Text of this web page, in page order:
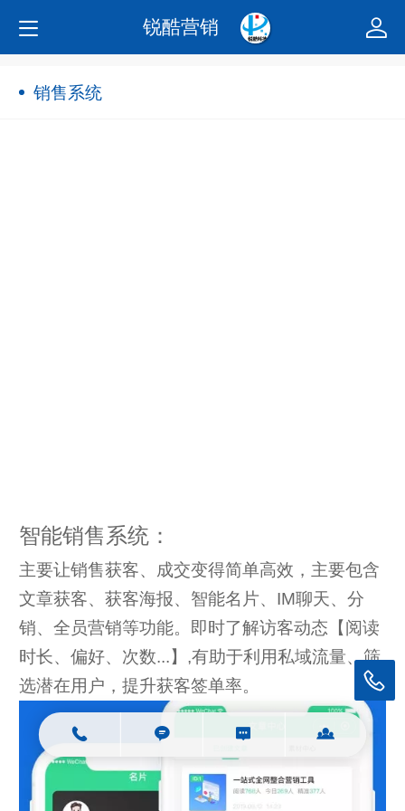
锐酷营销
销售系统
智能销售系统：
主要让销售获客、成交变得简单高效，主要包含
文章获客、获客海报、智能名片、IM聊天、分
销、全员营销等功能。即时了解访客动态【阅读
时长、偏好、次数...】,有助于利用私域流量、筛
选潜在用户，提升获客签单率。